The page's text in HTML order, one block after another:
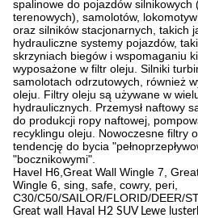
spalinowe do pojazdów silnikowych
terenowych), samolotów,
oraz silników stacjonarnych, takich
hydrauliczne systemy pojazdów,
skrzyniach biegów i wspomaganiu
wyposażone w filtr oleju. Silniki
samolotach odrzutowych, również
oleju. Filtry oleju są używane w
hydraulicznych
Przemysł naftowy
do produkcji ropy naftowej,
recyklingu oleju. Nowoczesne filtry
tendencję do bycia
"bocznikowymi".
Havel H6,Great Wall Wingle 7,
Wingle 6, sing, safe, cowry, peri,
C30/C50/SAILOR/FLORID/DEER/
Great wall Haval H2 SUV Lewe